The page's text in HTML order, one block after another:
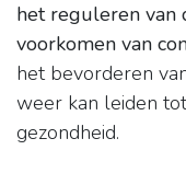
het reguleren van
voorkomen van
het bevorderen
weer kan leiden
gezondheid.